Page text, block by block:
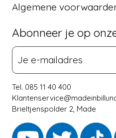
Algemene
Abonneer je op
Tel. 085 11 40 400
Brieltjenspolder 2, Made